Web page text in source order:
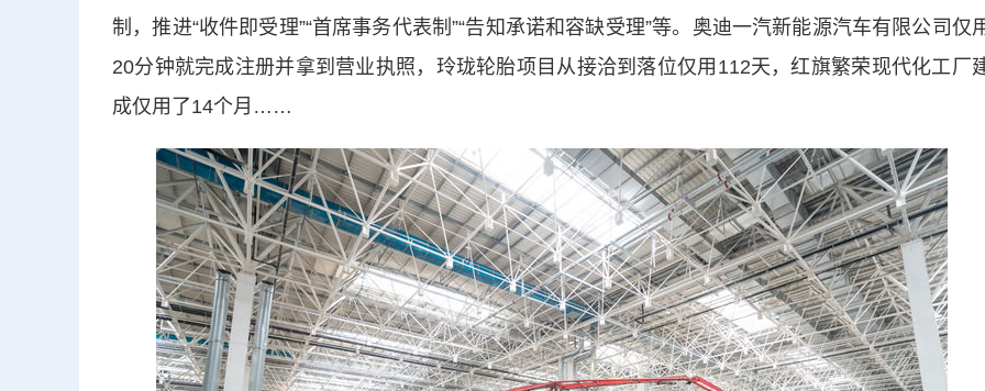
制，推进“收件即受理”“首席事务代表制”“告知承诺和容缺受理”等。奥迪一汽新能源汽车有限公司仅
20分钟就完成注册并拿到营业执照，玲珑轮胎项目从接洽到落位仅用112天，红旗繁荣现代化工厂
成仅用了14个月……